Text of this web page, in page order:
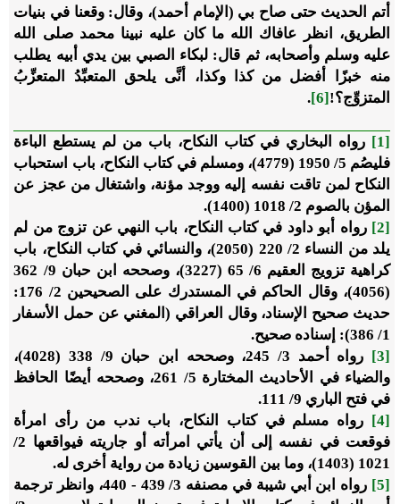
أتم الحديث حتى صاح بي (الإمام أحمد)، وقال: وقعنا في بنيات
الطريق، انظر عافاك الله ما كان عليه نبينا محمد صلى الله
عليه وسلم وأصحابه، ثم قال: لبكاء الصبي بين يدي أبيه يطلب
منه خبزًا أفضل من كذا وكذا، أنَّى يلحق المتعبِّدُ المتعزِّبُ
المتزوِّج؟![6]
.
[1]
رواه البخاري في كتاب النكاح، باب من لم يستطع الباءة
فليصُم 5/ 1950 (4779)، ومسلم في كتاب النكاح، باب استحباب
النكاح لمن تاقت نفسه إليه ووجد مؤنة، واشتغال من عجز عن
المؤن بالصوم 2/ 1018 (1400).
[2]
رواه أبو داود في كتاب النكاح، باب النهي عن تزوج من لم
يلد من النساء 2/ 220 (2050)، والنسائي في كتاب النكاح، باب
كراهية تزويج العقيم 6/ 65 (3227)، وصححه ابن حبان 9/ 362
(4056)، وقال الحاكم في المستدرك على الصحيحين 2/ 176:
حديث صحيح الإسناد، وقال العراقي (المغني عن حمل الأسفار
1/ 386): إسناده صحيح.
[3]
رواه أحمد 3/ 245، وصححه ابن حبان 9/ 338 (4028)،
والضياء في الأحاديث المختارة 5/ 261، وصححه أيضًا الحافظ
في فتح الباري 9/ 111.
[4]
رواه مسلم في كتاب النكاح، باب ندب من رأى امرأة
فوقعت في نفسه إلى أن يأتي امرأته أو جاريته فيواقعها 2/
1021 (1403)، وما بين القوسين زيادة من رواية أخرى له.
[5]
رواه ابن أبي شيبة في مصنفه 3/ 439 - 440، وانظر ترجمة